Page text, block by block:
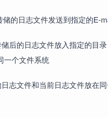
储的日志文件发送到指定的E-
后的日志文件放入指定的目
一个文件系统
志文件和当前日志文件放在